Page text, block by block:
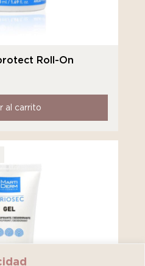
Roll-On
al carrito